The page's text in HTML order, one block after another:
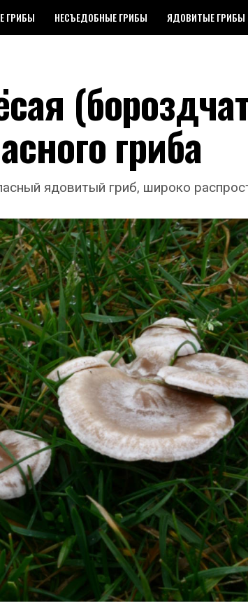
ГРИБЫ НЕСЪЕДОБНЫЕ ГРИБЫ ЯДОВИТЫЕ ГРИБЫ
гриба
ядовитый гриб, широко